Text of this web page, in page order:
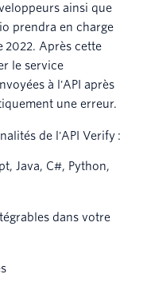
ainsi que
prendra en charge
2022. Après cette
le service
à l'API après
une erreur.
de l'API Verify :
Java, C#, Python,
dans votre